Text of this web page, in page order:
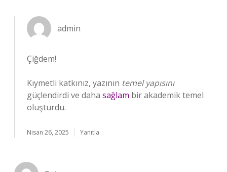
admin
Çiğdem!
Kıymetli katkınız, yazının temel yapısını
güçlendirdi ve daha sağlam bir akademik temel
oluşturdu.
Nisan 26, 2025 Yanıtla